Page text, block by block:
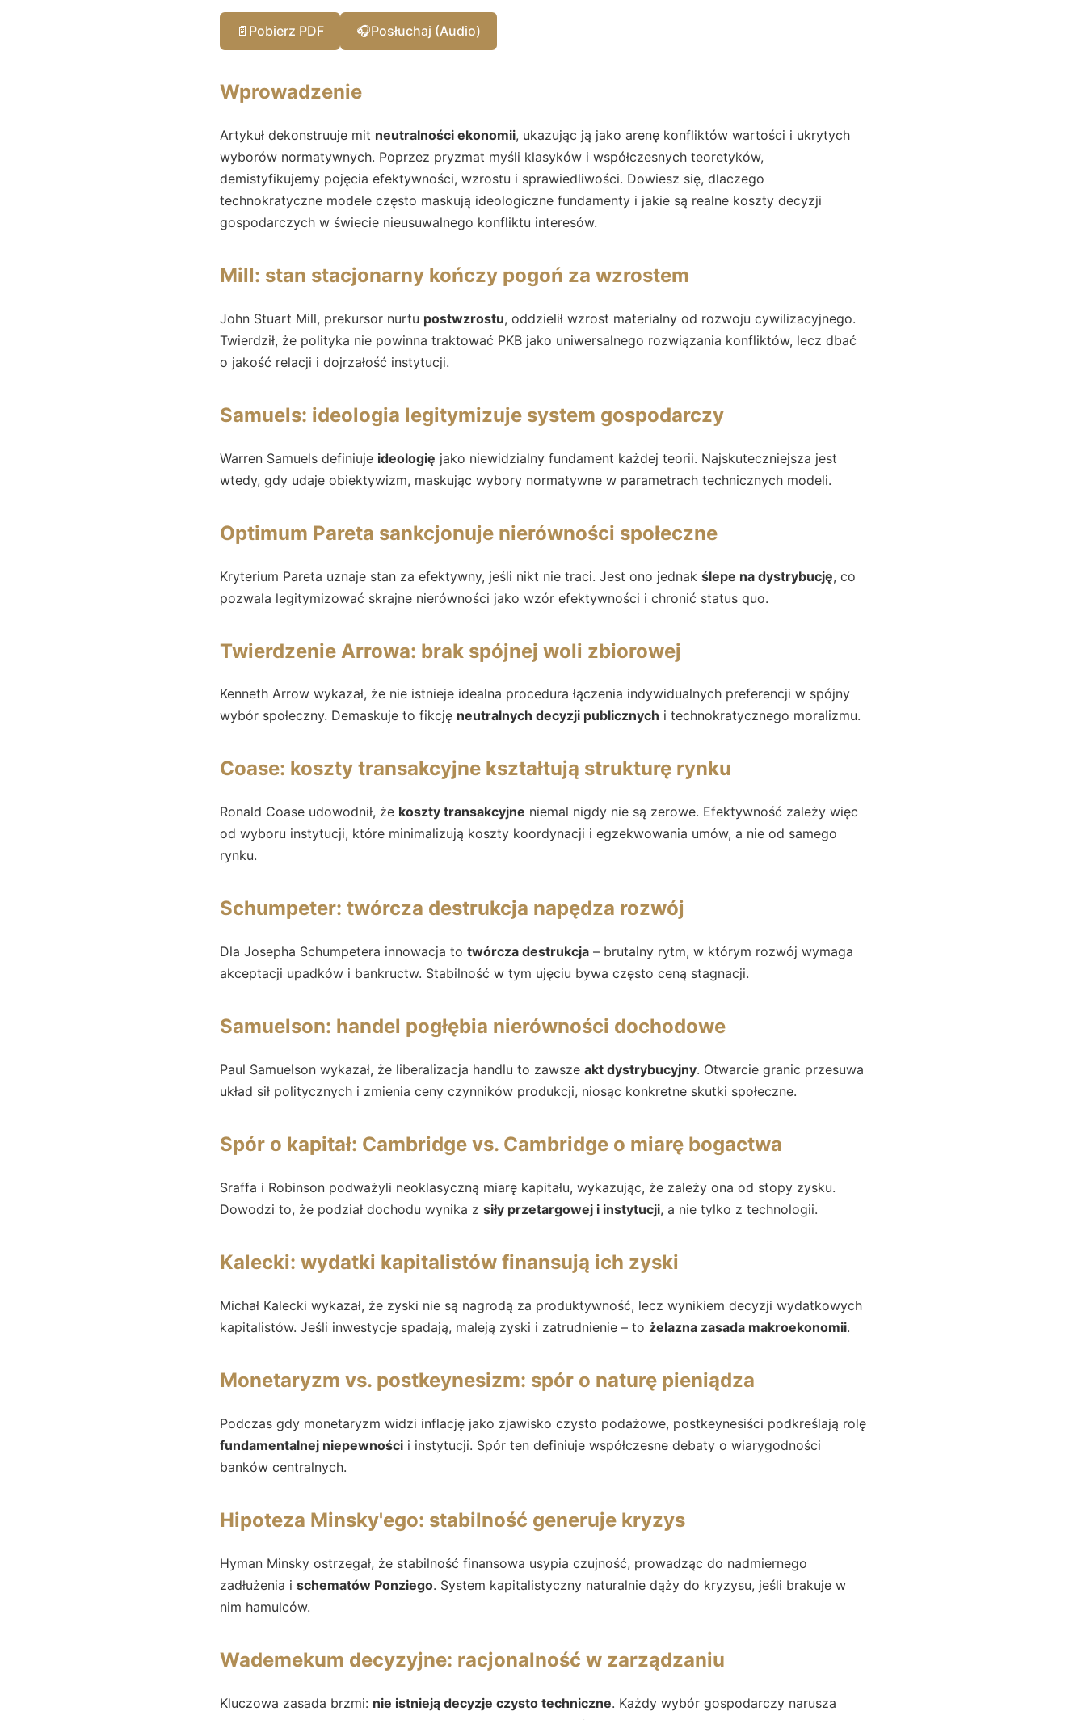
📄 Pobierz PDF 🎧Posłuchaj (Audio)
Wprowadzenie
Artykuł dekonstruuje mit neutralności ekonomii, ukazując ją jako arenę konfliktów wartości i ukrytych
wyborów normatywnych. Poprzez pryzmat myśli klasyków i współczesnych teoretyków,
demistyfikujemy pojęcia efektywności, wzrostu i sprawiedliwości. Dowiesz się, dlaczego
technokratyczne modele często maskują ideologiczne fundamenty i jakie są realne koszty decyzji
gospodarczych w świecie nieusuwalnego konfliktu interesów.
Mill: stan stacjonarny kończy pogoń za wzrostem
John Stuart Mill, prekursor nurtu postwzrostu, oddzielił wzrost materialny od rozwoju cywilizacyjnego.
Twierdził, że polityka nie powinna traktować PKB jako uniwersalnego rozwiązania konfliktów, lecz dbać
o jakość relacji i dojrzałość instytucji.
Samuels: ideologia legitymizuje system gospodarczy
Warren Samuels definiuje ideologię jako niewidzialny fundament każdej teorii. Najskuteczniejsza jest
wtedy, gdy udaje obiektywizm, maskując wybory normatywne w parametrach technicznych modeli.
Optimum Pareta sankcjonuje nierówności społeczne
Kryterium Pareta uznaje stan za efektywny, jeśli nikt nie traci. Jest ono jednak ślepe na dystrybucję, co
pozwala legitymizować skrajne nierówności jako wzór efektywności i chronić status quo.
Twierdzenie Arrowa: brak spójnej woli zbiorowej
Kenneth Arrow wykazał, że nie istnieje idealna procedura łączenia indywidualnych preferencji w spójny
wybór społeczny. Demaskuje to fikcję neutralnych decyzji publicznych i technokratycznego moralizmu.
Coase: koszty transakcyjne kształtują strukturę rynku
Ronald Coase udowodnił, że koszty transakcyjne niemal nigdy nie są zerowe. Efektywność zależy więc
od wyboru instytucji, które minimalizują koszty koordynacji i egzekwowania umów, a nie od samego
rynku.
Schumpeter: twórcza destrukcja napędza rozwój
Dla Josepha Schumpetera innowacja to twórcza destrukcja – brutalny rytm, w którym rozwój wymaga
akceptacji upadków i bankructw. Stabilność w tym ujęciu bywa często ceną stagnacji.
Samuelson: handel pogłębia nierówności dochodowe
Paul Samuelson wykazał, że liberalizacja handlu to zawsze akt dystrybucyjny. Otwarcie granic przesuwa
układ sił politycznych i zmienia ceny czynników produkcji, niosąc konkretne skutki społeczne.
Spór o kapitał: Cambridge vs. Cambridge o miarę bogactwa
Sraffa i Robinson podważyli neoklasyczną miarę kapitału, wykazując, że zależy ona od stopy zysku.
Dowodzi to, że podział dochodu wynika z siły przetargowej i instytucji, a nie tylko z technologii.
Kalecki: wydatki kapitalistów finansują ich zyski
Michał Kalecki wykazał, że zyski nie są nagrodą za produktywność, lecz wynikiem decyzji wydatkowych
kapitalistów. Jeśli inwestycje spadają, maleją zyski i zatrudnienie – to żelazna zasada makroekonomii.
Monetaryzm vs. postkeynesizm: spór o naturę pieniądza
Podczas gdy monetaryzm widzi inflację jako zjawisko czysto podażowe, postkeynesiści podkreślają rolę
fundamentalnej niepewności i instytucji. Spór ten definiuje współczesne debaty o wiarygodności
banków centralnych.
Hipoteza Minsky'ego: stabilność generuje kryzys
Hyman Minsky ostrzegał, że stabilność finansowa usypia czujność, prowadząc do nadmiernego
zadłużenia i schematów Ponziego. System kapitalistyczny naturalnie dąży do kryzysu, jeśli brakuje w
nim hamulców.
Wademekum decyzyjne: racjonalność w zarządzaniu
Kluczowa zasada brzmi: nie istnieją decyzje czysto techniczne. Każdy wybór gospodarczy narusza